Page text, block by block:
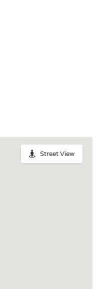
Street View